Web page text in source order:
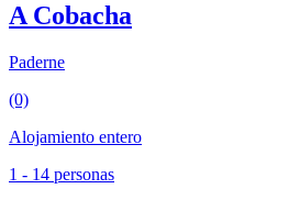
A Cobacha
Paderne
(0)
Alojamiento entero
1 - 14 personas